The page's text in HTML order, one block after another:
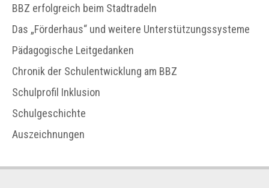
BBZ erfolgreich beim Stadtradeln
Das „Förderhaus“ und weitere Unterstützungssysteme
Pädagogische Leitgedanken
Chronik der Schulentwicklung am BBZ
Schulprofil Inklusion
Schulgeschichte
Auszeichnungen